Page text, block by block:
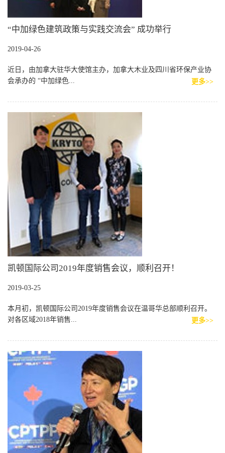
“中加绿色建筑政策与实践交流会” 成功举行
2019-04-26
近日，由加拿大驻华大使馆主办，加拿大木业及四川省环保产业协
会承办的 “中加绿色...
更多>>
凯顿国际公司2019年度销售会议，顺利召开！
2019-03-25
本月初，凯顿国际公司2019年度销售会议在温哥华总部顺利召开。
对各区域2018年销售...
更多>>